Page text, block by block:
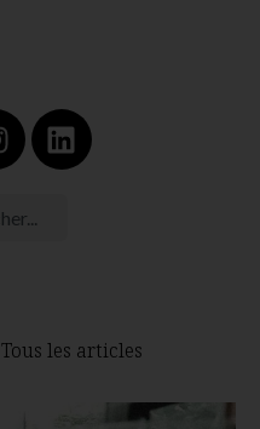
Tous les articles